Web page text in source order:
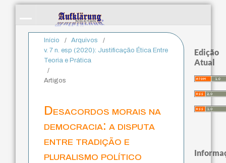
Início / Arquivos
/
v. 7 n. esp (2020): Justificação Ética Entre
Teoria e Prática
/
Artigos
Desacordos morais na
democracia: a disputa
entre tradição e
pluralismo político
Edição
Atual